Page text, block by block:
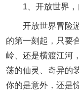
1、开放世界，
开放世界冒险游
的第一刻起，只要
岭、还是横渡江河
荡的仙灵、奇异的
你的是意外，还是